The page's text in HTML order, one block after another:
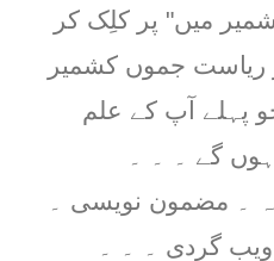
میں" پر کلِک کر
ریاست جموں کشمیر
پہلے آپ کے علم
گے ۔ ۔ ۔
۔ مضمون نویسی ۔
گردی ۔ ۔ ۔